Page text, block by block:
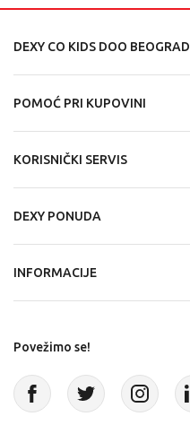
DEXY CO KIDS DOO BEOGRAD
POMOĆ PRI KUPOVINI
KORISNIČKI SERVIS
DEXY PONUDA
INFORMACIJE
Povežimo se!